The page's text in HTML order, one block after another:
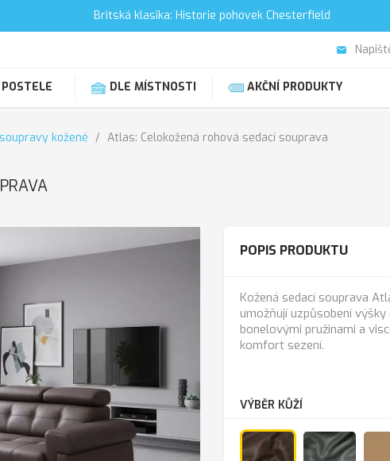
Britská klasika: Historie pohovek Chesterfield
email
POSTELE DLE MÍSTNOSTI AKČNÍ PRODUKTY
kožené Atlas: Celokožená rohová sedací souprava
POPIS PRODUKTU
Kožená sedací souprava
umožňují uzpůsobení
bonelovými pružinami a
komfort sezení.
VÝBĚR KŮŽÍ